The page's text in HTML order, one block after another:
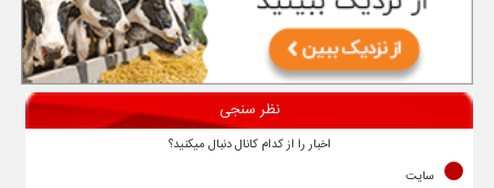
نظر سنجی
اخبار را از کدام کانال دنبال میکنید؟
سایت